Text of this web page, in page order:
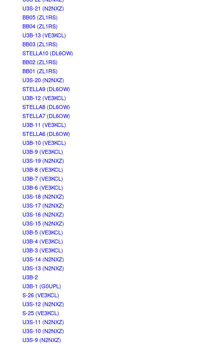
U3S-21 (N2NXZ)
BB05 (ZL1RS)
BB04 (ZL1RS)
U3B-13 (VE3KCL)
BB03 (ZL1RS)
STELLA10 (DL6OW)
BB02 (ZL1RS)
BB01 (ZL1RS)
U3S-20 (N2NXZ)
STELLA9 (DL6OW)
U3B-12 (VE3KCL)
STELLA8 (DL6OW)
STELLA7 (DL6OW)
U3B-11 (VE3KCL)
STELLA6 (DL6OW)
U3B-10 (VE3KCL)
U3B-9 (VE3KCL)
U3S-19 (N2NXZ)
U3B-8 (VE3KCL)
U3B-7 (VE3KCL)
U3B-6 (VE3KCL)
U3S-18 (N2NXZ)
U3S-17 (N2NXZ)
U3S-16 (N2NXZ)
U3S-15 (N2NXZ)
U3B-5 (VE3KCL)
U3B-4 (VE3KCL)
U3B-3 (VE3KCL)
U3S-14 (N2NXZ)
U3S-13 (N2NXZ)
U3B-2
U3B-1 (G0UPL)
S-26 (VE3KCL)
U3S-12 (N2NXZ)
S-25 (VE3KCL)
U3S-11 (N2NXZ)
U3S-10 (N2NXZ)
U3S-9 (N2NXZ)